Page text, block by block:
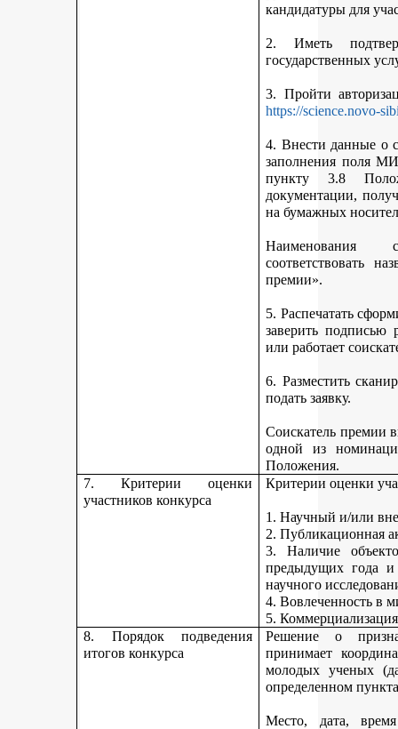
кандидатуры для
2. Иметь
государственных
3. Пройти
https://science.novo-
4. Внести данные о
заполнения поля
пункту 3.8
документации,
на бумажных
Наименования
соответствовать
премии».
5. Распечатать
заверить подписью
или работает
6. Разместить
подать заявку.
Соискатель премии
одной из
Положения.
7. Критерии оценки
участников конкурса
Критерии оценки
1. Научный и/или
2. Публикационная
3. Наличие
предыдущих года
научного
4. Вовлеченность в
5.
8. Порядок подведения
итогов конкурса
Решение о
принимает
молодых ученых
определенном
Место, дата, время